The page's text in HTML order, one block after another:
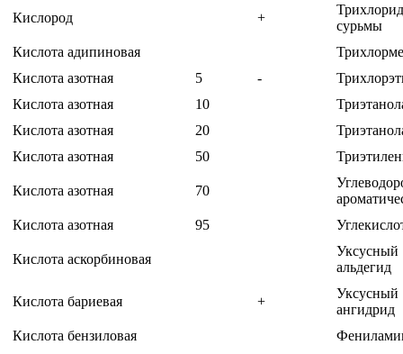
Кислород +
Трихлорид
сурьмы
Кислота адипиновая
Кислота азотная
5 -
Кислота азотная
10
Кислота азотная
20
Кислота азотная
50
Кислота азотная 70
Кислота азотная
95
Кислота аскорбиновая
Уксусный
альдегид
Кислота бариевая +
Уксусный
ангидрид
Кислота бензиловая